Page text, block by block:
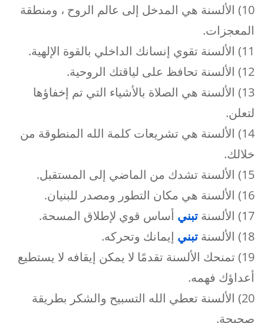
10) الألسنة هي المدخل إلى عالم الروح ، ومنطقة
المعجزات.
11) الألسنة تقوي إنسانك الداخلي بالقوة الإلهية.
12) الألسنة تحافظ على لياقتك الروحية.
13) الألسنة هي الصلاة بالأشياء التي تم إخفاؤها
لتعلن.
14) الألسنة هي تشريعات كلمة الله المنطوقة من
خلالك.
15) الألسنة تشدك من الماضي إلى المستقبل.
16) الألسنة هي مكان التطور ومصدر للبنيان.
17) الألسنة
تبني أساس قوي لإطلاق المسحة.
18) الألسنة
تبني إيمانك وتحركه.
19) تمنحك الألسنة تقدمًا لا يمكن إيقافه لا يستطيع
أعداؤك فهمه.
20) الألسنة تعطي الله التسبيح والشكر بطريقة
صحيحة.